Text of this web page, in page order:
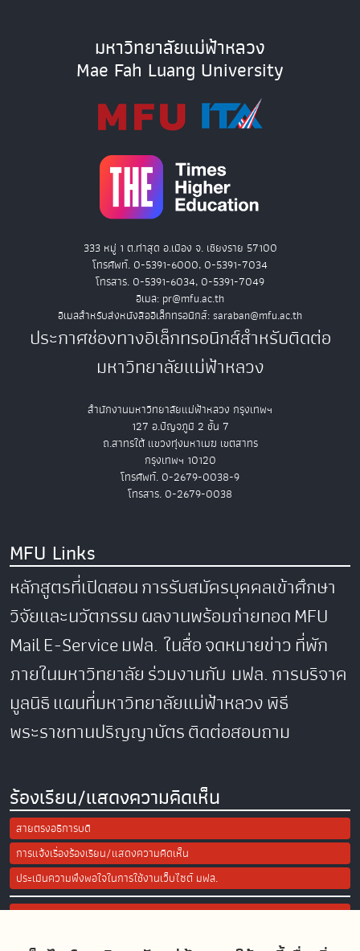
มหาวิทยาลัยแม่ฟ้าหลวง
Mae Fah Luang University
333 หมู่ 1 ต.ท่าสุด อ.เมือง จ. เชียงราย 57100
โทรศัพท์. 0-5391-6000, 0-5391-7034
โทรสาร. 0-5391-6034, 0-5391-7049
อีเมล: pr@mfu.ac.th
อีเมลสำหรับส่งหนังสืออิเล็กทรอนิกส์: saraban@mfu.ac.th
ประกาศช่องทางอิเล็กทรอนิกส์สำหรับติดต่อ
มหาวิทยาลัยแม่ฟ้าหลวง
สำนักงานมหาวิทยาลัยแม่ฟ้าหลวง กรุงเทพฯ
127 อ.ปัญจภูมิ 2 ชั้น 7
ถ.สาทรใต้ แขวงทุ่งมหาเมฆ เขตสาทร
กรุงเทพฯ 10120
โทรศัพท์. 0-2679-0038-9
โทรสาร. 0-2679-0038
MFU Links
หลักสูตรที่เปิดสอนการรับสมัครบุคคลเข้าศึกษา
วิจัยและนวัตกรรมผลงานพร้อมถ่ายทอดMFU
MailE-Serviceมฟล. ในสื่อจดหมายข่าวที่พัก
ภายในมหาวิทยาลัยร่วมงานกับ มฟล.การบริจาค
มูลนิธิแผนที่มหาวิทยาลัยแม่ฟ้าหลวงพิธี
พระราชทานปริญญาบัตรติดต่อสอบถาม
ร้องเรียน/แสดงความคิดเห็น
สายตรงอธิการบดี
การแจ้งเรื่องร้องเรียน/แสดงความคิดเห็น
ประเมินความพึงพอใจในการใช้งานเว็บไซต์ มฟล.
Site Map